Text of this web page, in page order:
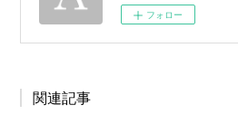
フォロー
関連記事